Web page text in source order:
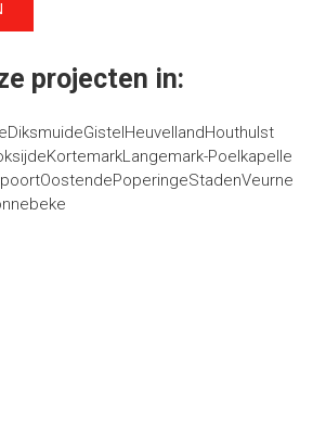
projecten in:
DiksmuideGistelHeuvellandHouthulst
KortemarkLangemark-Poelkapelle
OostendePoperingeStadenVeurne